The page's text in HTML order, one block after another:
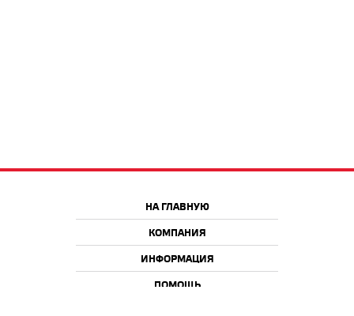
НА ГЛАВНУЮ
КОМПАНИЯ
ИНФОРМАЦИЯ
ПОМОЩЬ